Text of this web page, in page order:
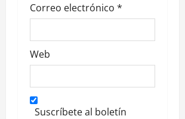
Correo electrónico *
Web
Suscríbete al boletín